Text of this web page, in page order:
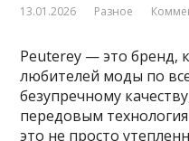
13.01.2026 Разное
Peuterey — это бренд,
любителей моды по
безупречному
передовым
это не просто